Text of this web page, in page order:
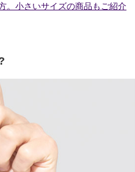
。小さいサイズの商品もご紹介